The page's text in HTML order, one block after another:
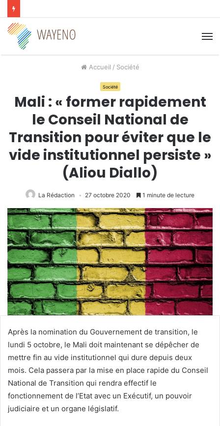
Accueil / Société
Société
Mali : « former rapidement
le Conseil National de
Transition pour éviter que le
vide institutionnel persiste »
(Aliou Diallo)
La Rédaction 27 octobre 2020 1 minute de lecture
Après la nomination du Gouvernement de transition, le
lundi 5 octobre, le Mali doit maintenant se dépêcher de
mettre fin au vide institutionnel qui dure depuis deux
mois. Cela passera par la mise en place rapide du Conseil
National de Transition qui rendra effectif le
fonctionnement de l’Etat avec un Exécutif, un pouvoir
judiciaire et un organe législatif.